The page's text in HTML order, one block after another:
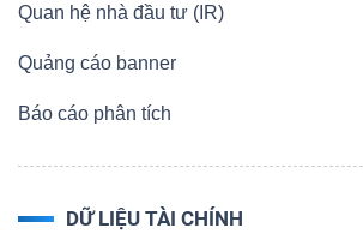
Quan hệ nhà đầu tư (IR)
Quảng cáo banner
Báo cáo phân tích
DỮ LIỆU TÀI CHÍNH